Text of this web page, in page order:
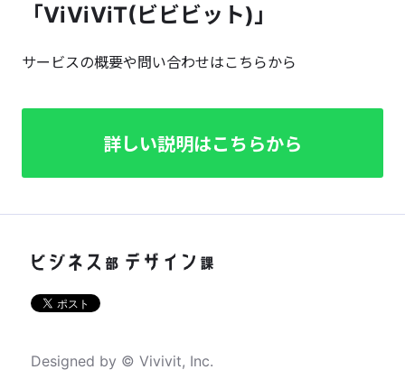
「ViViViT(ビビビット)」
サービスの概要や問い合わせはこちらから
詳しい説明はこちらから
Designed by © Vivivit, Inc.